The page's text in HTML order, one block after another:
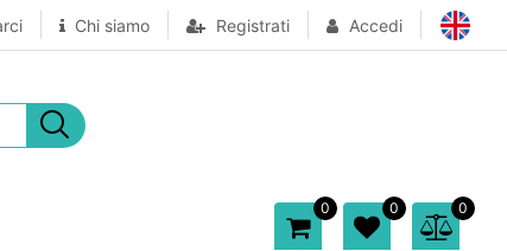
Chi siamo Registrati Accedi
0 0 0